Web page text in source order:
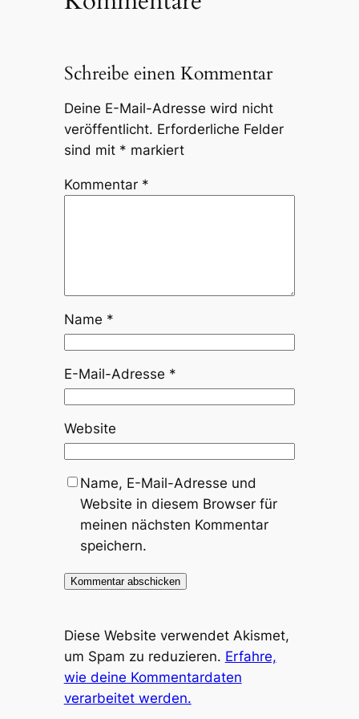
Schreibe einen Kommentar
Deine E-Mail-Adresse wird nicht
veröffentlicht. Erforderliche Felder
sind mit * markiert
Kommentar *
Name *
E-Mail-Adresse *
Website
Name, E-Mail-Adresse und
Website in diesem Browser für
meinen nächsten Kommentar
speichern.
Diese Website verwendet Akismet,
um Spam zu reduzieren. Erfahre,
wie deine Kommentardaten
verarbeitet werden.